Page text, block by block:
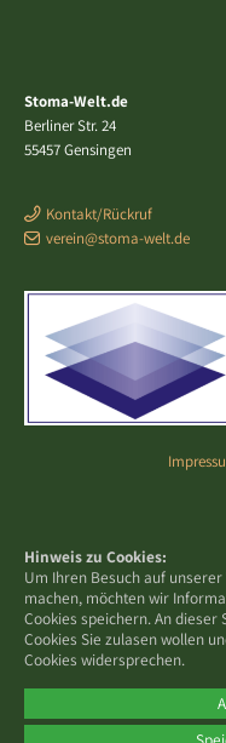
Hinweis zu Cookies:
Um Ihren Besuch auf
machen, möchten wir
Cookies speichern. An dieser
Cookies Sie zulasen wollen
Cookies widersprechen.
Stoma-Welt.de
Berliner Str. 24
55457 Gensingen
Kontakt/Rückruf
verein@stoma-welt.de